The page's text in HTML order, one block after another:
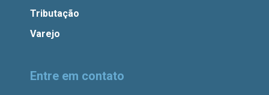
Tributação
Varejo
Entre em contato